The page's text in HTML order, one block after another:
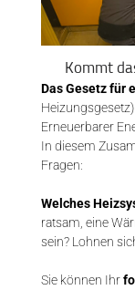
Kommt
Das Gesetz für
Erneuerbarer
In diesem
Fragen:
Welches
ratsam, eine
sein? Lohnen
Sie können Ihr